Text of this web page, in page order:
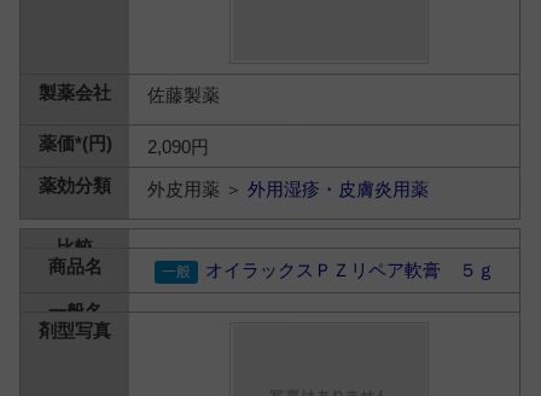
佐藤製薬
2,090円
外皮用薬 ＞外用湿疹・皮膚炎用薬
オイラックスＰＺリペア軟膏 ５ｇ